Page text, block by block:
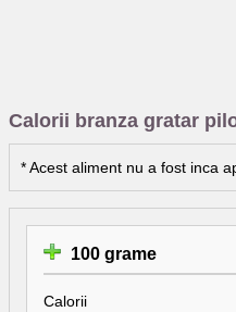
Calorii branza gratar
* Acest aliment nu a fost inca
100 grame
Calorii